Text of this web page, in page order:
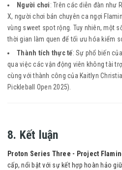
Người chơi: Trên các diễn đàn như
X, người chơi bán chuyên ca ngợi
vùng sweet spot rộng. Tuy nhiên, một
thời gian làm quen để tối ưu hóa kiểm
Thành tích thực tế: Sự phổ biến
qua việc các vận động viên không tài
cùng với thành công của Kaitlyn
Pickleball Open 2025).
8. Kết luận
Proton Series Three - Project
cấp, nổi bật với sự kết hợp hoàn hảo